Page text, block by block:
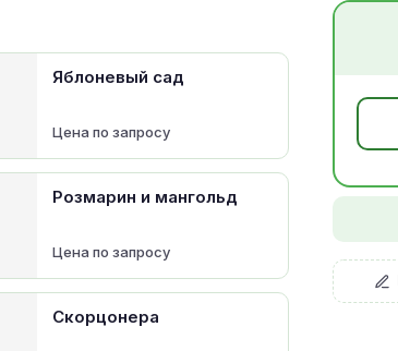
Яблоневый сад
Цена по запросу
Розмарин и мангольд
Цена по запросу
Скорцонера